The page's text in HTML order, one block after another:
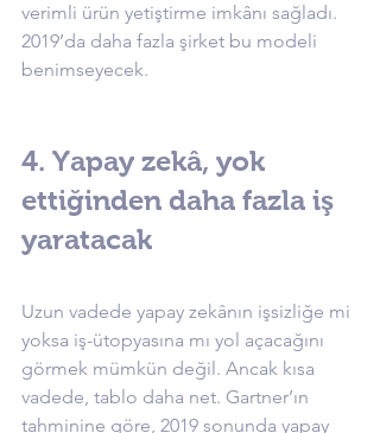
verimli ürün yetiştirme imkânı sağladı.
2019’da daha fazla şirket bu modeli
benimseyecek.
4. Yapay zekâ, yok
ettiğinden daha fazla iş
yaratacak
Uzun vadede yapay zekânın işsizliğe mi
yoksa iş-ütopyasına mı yol açacağını
görmek mümkün değil. Ancak kısa
vadede, tablo daha net. Gartner’ın
tahminine göre, 2019 sonunda yapay